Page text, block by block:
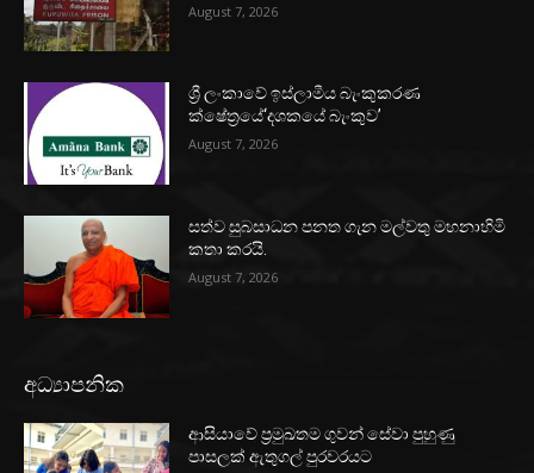
August 7, 2026
ශ්‍රී ලංකාවේ ඉස්ලාමීය බැංකුකරණ
ක්ෂේත්‍රයේ‘දශකයේ බැංකුව’
August 7, 2026
සත්ව සුබසාධන පනත ගැන මල්වතු මහනාහිමි
කතා කරයි.
August 7, 2026
අධ්‍යාපනික
ආසියාවේ ප්‍රමුඛතම ගුවන් සේවා පුහුණු
පාසලක් ඇතුගල් පුරවරයට